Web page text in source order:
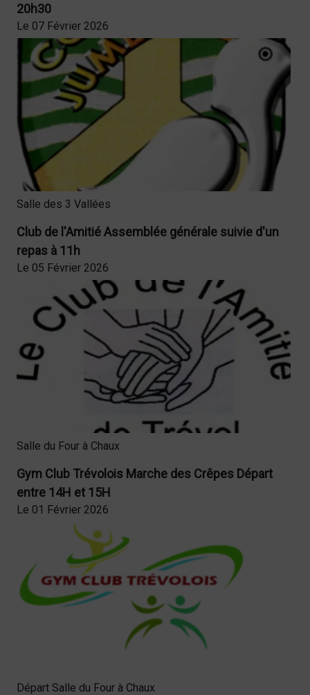
20h30
Le 07 Février 2026
Salle des 3 Vallées
Club de l'Amitié Assemblée générale suivie d'un
repas à 11h
Le 05 Février 2026
Salle du Four à Chaux
Gym Club Trévolois Marche des Crêpes Départ
entre 14H et 15H
Le 01 Février 2026
Départ Salle du Four à Chaux